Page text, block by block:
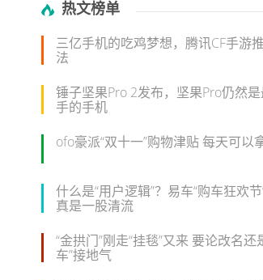
热文榜单
三亿手机的吃鸡梦想，腾讯CF手游
法
锤子坚果Pro 2发布，坚果Pro仍然
手的手机
ofo豪派“双十一”购物津贴 每天可以
什么是“用户逻辑”？易车“购车狂欢
真是一股清流
“金拱门”刚走“挂毯”又来 要论改名还
车”接地气